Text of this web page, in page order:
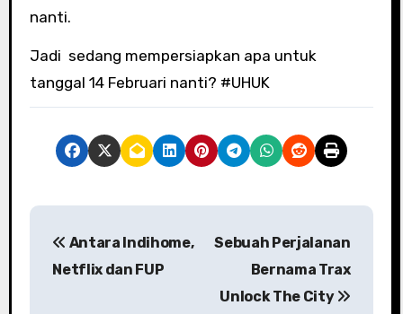
nanti.
Jadi sedang mempersiapkan apa untuk
tanggal 14 Februari nanti? #UHUK
P
Antara Indihome,
Netflix dan FUP
Sebuah Perjalanan
Bernama Trax
Unlock The City